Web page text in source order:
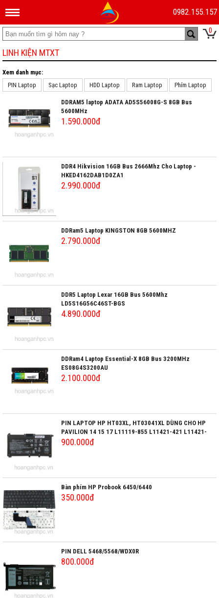
0982.155.157
0
LINH KIỆN MTXT
Xem danh mục:
PIN Laptop
Sạc Laptop HDD Laptop Ram Laptop Phím Laptop
DDRAM5 laptop ADATA AD5S56008G-S 8GB Bus
5600MHz
1.590.000đ
DDR4 Hikvision 16GB Bus 2666Mhz Cho Laptop -
HKED4162DAB1D0ZA1
2.990.000đ
DDRam5 Laptop KINGSTON 8GB 5600MHZ
2.790.000đ
DDR5 Laptop Lexar 16GB Bus 5600Mhz
LD5S16G56C46ST-BGS
4.890.000đ
DDRam4 Laptop Essential-X 8GB Bus 3200MHz
ES08G4S3200AU
2.100.000đ
PIN LAPTOP HP HT03XL, HT03041XL DÙNG CHO HP
PAVILION 14 15 17 L11119-855 L11421-421 L11421-
2D1
900.000đ
Bàn phím HP Probook 6450/6440
350.000đ
PIN DELL 5468/5568/WDX0R
800.000đ